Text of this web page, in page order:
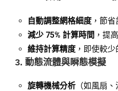
自動調整網格細度 ，節
減少 75% 計算時間 ，提
維持計算精度 ，即使較
3. 動態流體與瞬態模擬
旋轉機械分析 （如風扇